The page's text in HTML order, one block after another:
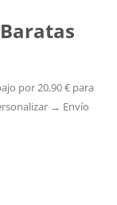
por 20,90 € para
→ Envío